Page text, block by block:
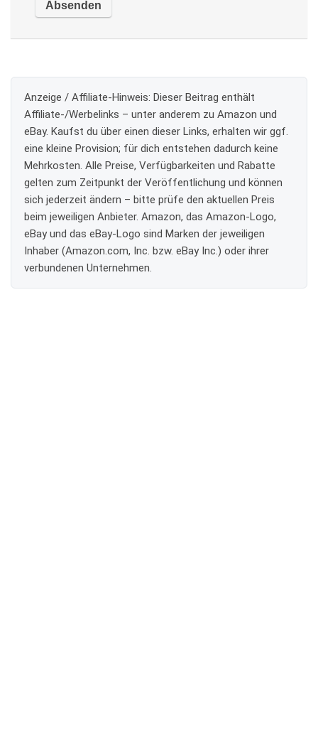
Anzeige / Affiliate-Hinweis: Dieser Beitrag enthält
Affiliate-/Werbelinks – unter anderem zu Amazon und
eBay. Kaufst du über einen dieser Links, erhalten wir ggf.
eine kleine Provision; für dich entstehen dadurch keine
Mehrkosten. Alle Preise, Verfügbarkeiten und Rabatte
gelten zum Zeitpunkt der Veröffentlichung und können
sich jederzeit ändern – bitte prüfe den aktuellen Preis
beim jeweiligen Anbieter. Amazon, das Amazon-Logo,
eBay und das eBay-Logo sind Marken der jeweiligen
Inhaber (Amazon.com, Inc. bzw. eBay Inc.) oder ihrer
verbundenen Unternehmen.